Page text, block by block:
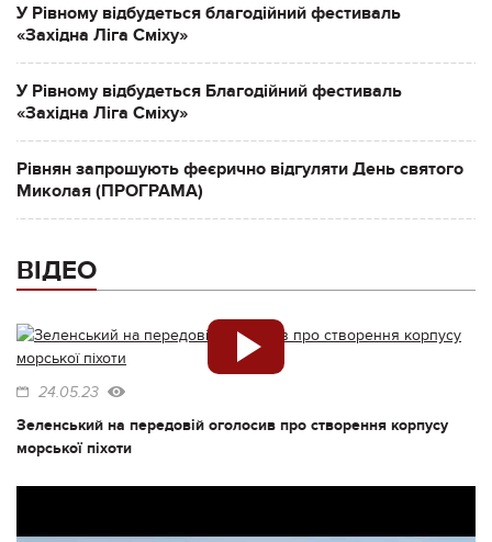
У Рівному відбудеться благодійний фестиваль
«Західна Ліга Сміху»
У Рівному відбудеться Благодійний фестиваль
«Західна Ліга Сміху»
Рівнян запрошують феєрично відгуляти День святого
Миколая (ПРОГРАМА)
ВІДЕО
24.05.23
Зеленський на передовій оголосив про створення корпусу
морської піхоти